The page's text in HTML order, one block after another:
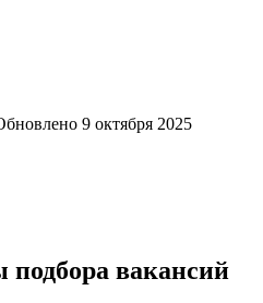
9 октября 2025
вакансий